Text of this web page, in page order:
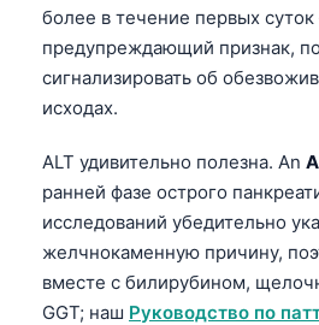
более в течение первых
предупреждающий признак,
сигнализировать об
исходах.
ALT удивительно полезна. An
ранней фазе острого
исследований убедительно
желчнокаменную причину,
вместе с билирубином,
GGT; наш Руководство по
Galego
Latviešu valoda
Македонски јазик
Euskara
Occitan
العربية المغربية
Afrikaans